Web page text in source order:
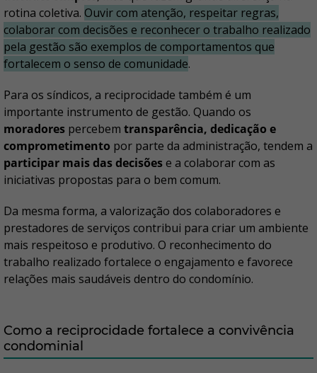
rotina coletiva. Ouvir com atenção, respeitar regras,
colaborar com decisões e reconhecer o trabalho realizado
pela gestão são exemplos de comportamentos que
fortalecem o senso de comunidade.
Para os síndicos, a reciprocidade também é um
importante instrumento de gestão. Quando os
moradores percebem transparência, dedicação e
comprometimento por parte da administração, tendem a
participar mais das decisõese a colaborar com as
iniciativas propostas para o bem comum.
Da mesma forma, a valorização dos colaboradores e
prestadores de serviços contribui para criar um ambiente
mais respeitoso e produtivo. O reconhecimento do
trabalho realizado fortalece o engajamento e favorece
relações mais saudáveis dentro do condomínio.
Como a reciprocidade fortalece a convivência
condominial